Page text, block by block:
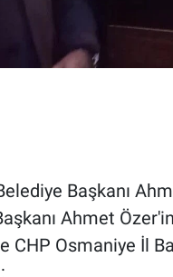
Başkanı
Ahmet
CHP Osmaniye İl